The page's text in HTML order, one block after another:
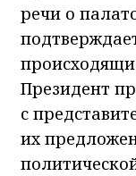
речи о
Президент
с
их